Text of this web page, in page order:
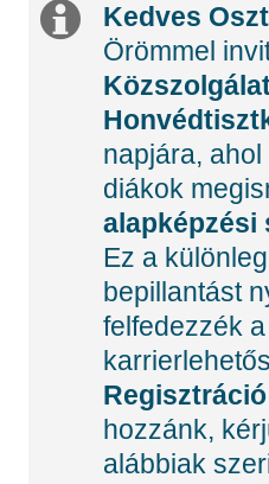
Extra
information
Kedves
Örömmel
napjára,
diákok
alapképzési
Ez a
bepillantást
felfedezzék
hozzánk,
alábbiak